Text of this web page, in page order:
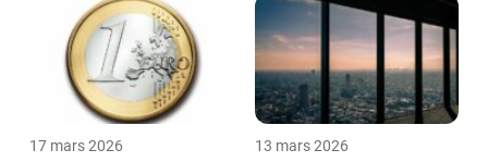
17 mars 2026 13 mars 2026